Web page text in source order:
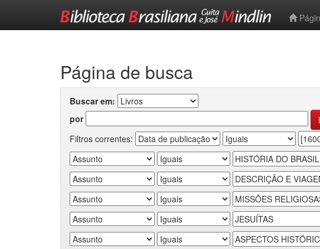
Página de busca
Buscar em:
por
Filtros correntes: